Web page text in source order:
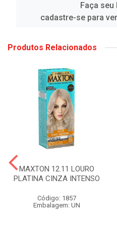
Faça seu
cadastre-se para
Produtos Relacionados
MAXTON 12.11 LOURO
PLATINA CINZA INTENSO
Código: 1857
Embalagem: UN